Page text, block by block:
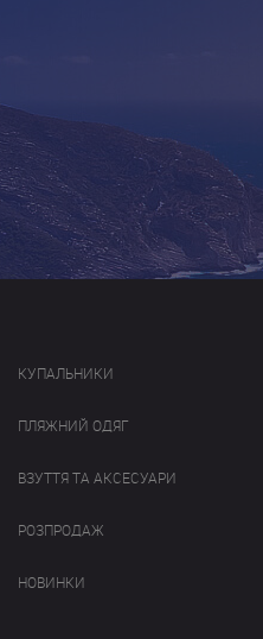
КУПАЛЬНИКИ
ПЛЯЖНИЙ ОДЯГ
ВЗУТТЯ ТА АКСЕСУАРИ
РОЗПРОДАЖ
НОВИНКИ